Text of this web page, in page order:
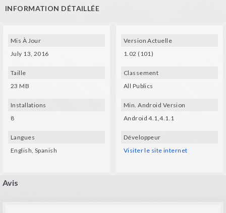
INSTRUCTIONS:
- Pick up cows and drop them off at the portal. Get as many as you can before
60 seconds.
CREDITS:
Jordan Swapp
Majd Abdulqadir
INFORMATION DÉTAILLÉE
Mis À Jour
July 13, 2016
Taille
23 MB
Installations
8
Langues
English, Spanish
Version Actuelle
1.02 (101)
Classement
All Publics
Min. Android Version
Android 4.1,4.1.1
Développeur
Visiter le site internet
Avis